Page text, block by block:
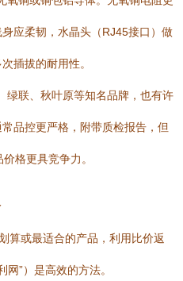
应柔韧，水晶头（RJ45接口）做
插拔的耐用性。
绿联、秋叶原等知名品牌，也有许
品控更严格，附带质检报告，但
格更具竞争力。
算或最适合的产品，利用比价返
”）是高效的方法。